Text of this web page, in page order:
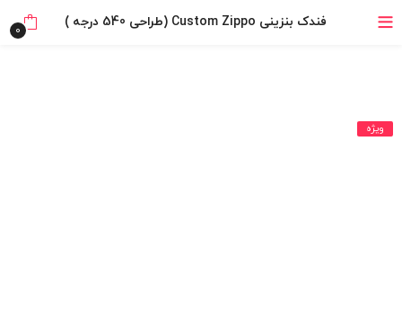
خرید قسطی با ترب‌پی فندک بنزینی Custom Zippo (طراحی 540 درجه ) 0
ویژه